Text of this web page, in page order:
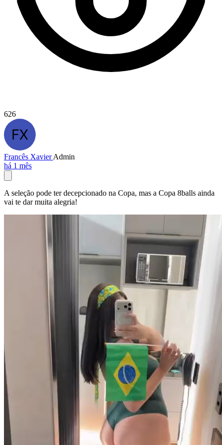
626
Francês XavierAdmin
há 1 mês
A seleção pode ter decepcionado na Copa, mas a Copa 8balls ainda
vai te dar muita alegria!